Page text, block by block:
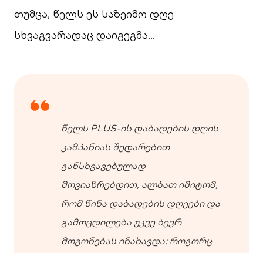
თუმცა, წელს ეს საზეიმო დღე
სხვაგვარადაც დაიგეგმა…
წელს PLUS-ის დაბადების დღის
კამპანიას შედარებით
განსხვავებულად
მოვიაზრებდით, ალბათ იმიტომ,
რომ წინა დაბადების დღეები და
გამოცდილება უკვე ბევრ
მოგონებას ინახავდა: როგორც